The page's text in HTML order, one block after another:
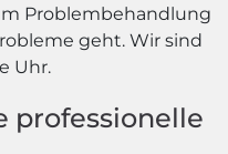
Problembehandlung
geht. Wir sind
Uhr.
professionelle